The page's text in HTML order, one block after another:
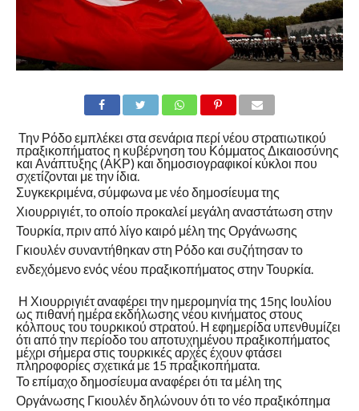
Την Ρόδο εμπλέκει στα σενάρια περί νέου στρατιωτικού
πραξικοπήματος η κυβέρνηση του Κόμματος Δικαιοσύνης
και Ανάπτυξης (ΑΚΡ) και δημοσιογραφικοί κύκλοι που
σχετίζονται με την ίδια.
Συγκεκριμένα, σύμφωνα με νέο δημοσίευμα της
Χιουρριγιέτ, το οποίο προκαλεί μεγάλη αναστάτωση στην
Τουρκία, πριν από λίγο καιρό μέλη της Οργάνωσης
Γκιουλέν συναντήθηκαν στη Ρόδο και συζήτησαν το
ενδεχόμενο ενός νέου πραξικοπήματος στην Τουρκία.
Η Χιουρριγιέτ αναφέρει την ημερομηνία της 15ης Ιουλίου
ως πιθανή ημέρα εκδήλωσης νέου κινήματος στους
κόλπους του τουρκικού στρατού. Η εφημερίδα υπενθυμίζει
ότι από την περίοδο του αποτυχημένου πραξικοπήματος
μέχρι σήμερα στις τουρκικές αρχές έχουν φτάσει
πληροφορίες σχετικά με 15 πραξικοπήματα.
Το επίμαχο δημοσίευμα αναφέρει ότι τα μέλη της
Οργάνωσης Γκιουλέν δηλώνουν ότι το νέο πραξικόπημα